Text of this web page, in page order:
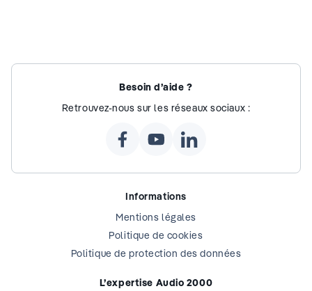
Besoin d’aide ?
Retrouvez-nous sur les réseaux sociaux :
Informations
Mentions légales
Politique de cookies
Politique de protection des données
L’expertise Audio 2000